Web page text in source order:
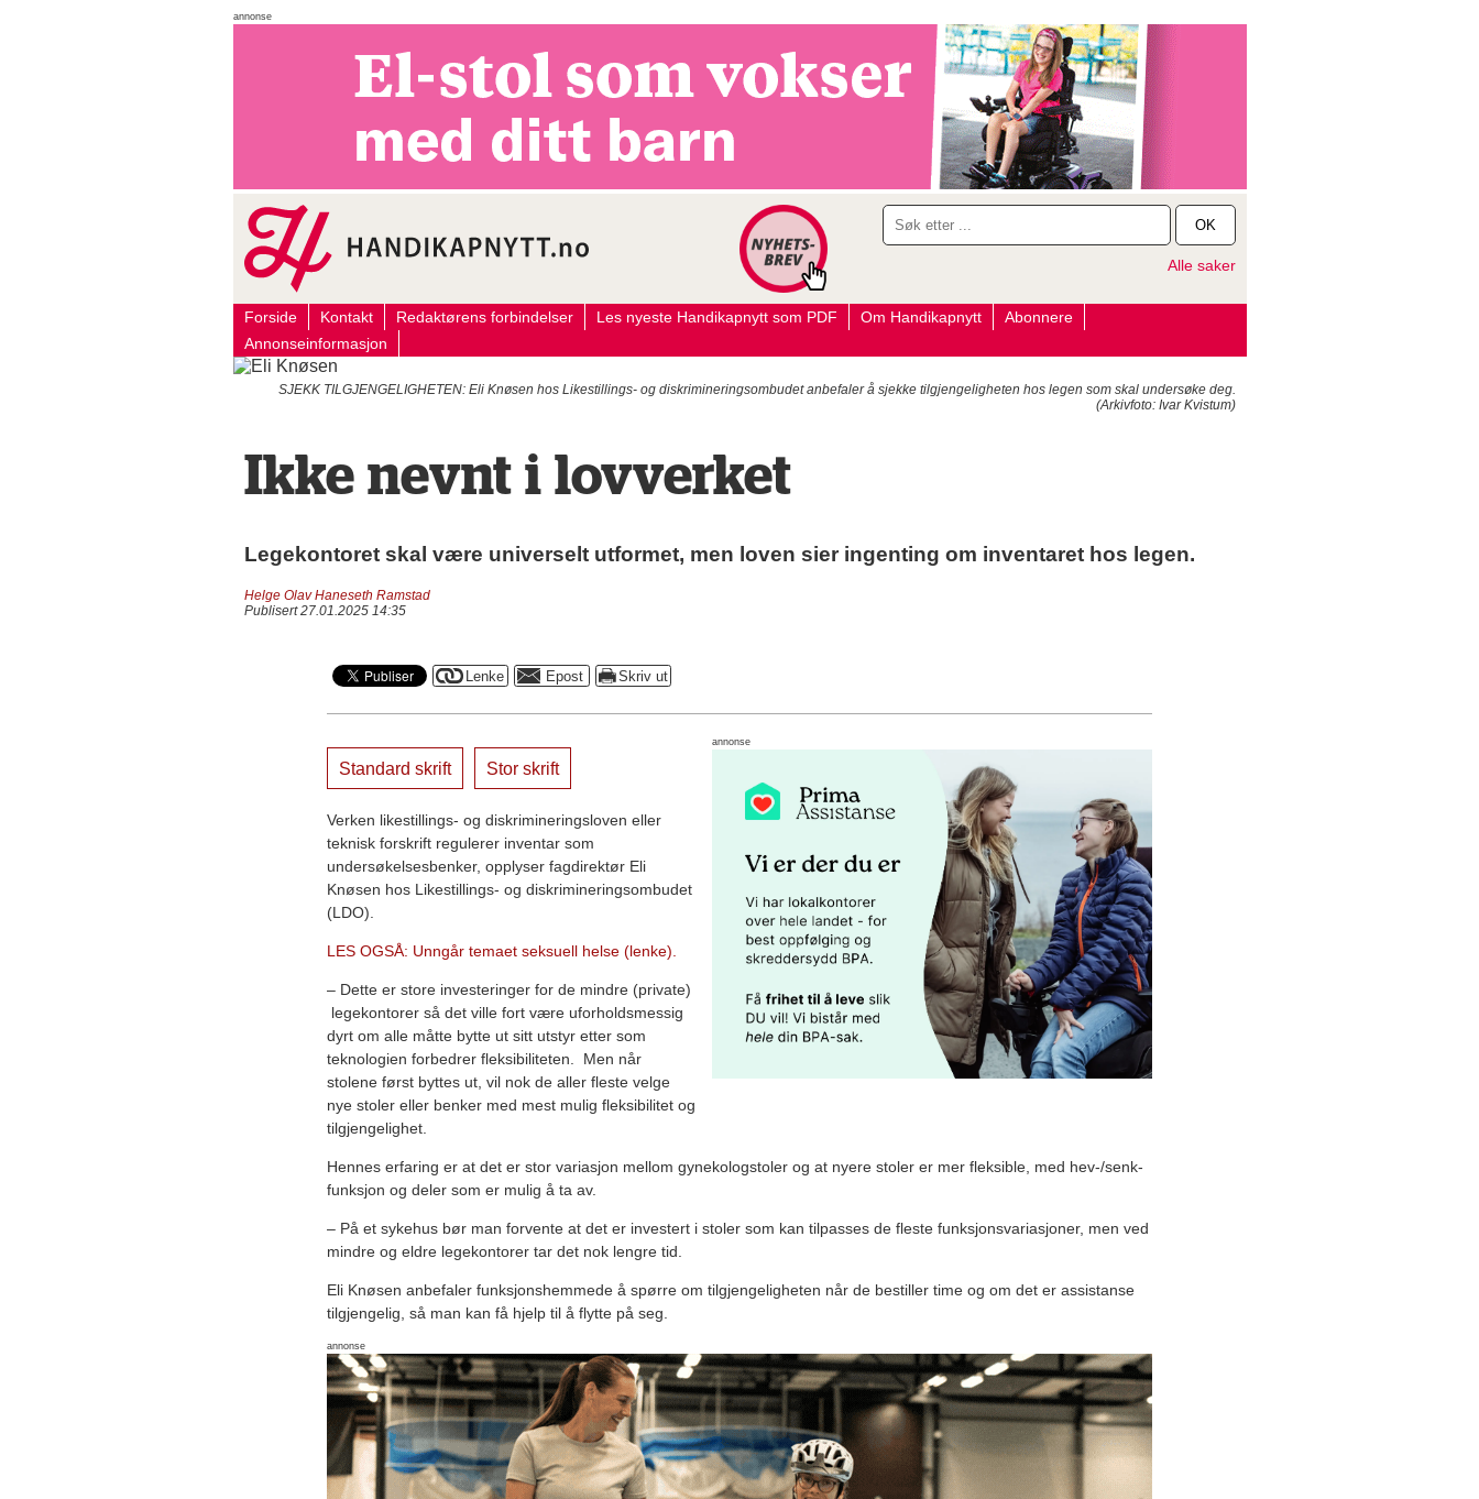
annonse
OK
Alle saker
Forside Kontakt Redaktørens forbindelser Les nyeste Handikapnytt som PDF Om Handikapnytt
Abonnere
Annonseinformasjon
SJEKK TILGJENGELIGHETEN: Eli Knøsen hos Likestillings- og diskrimineringsombudet anbefaler å sjekke tilgjengeligheten hos legen som skal undersøke deg.
(Arkivfoto: Ivar Kvistum)
Ikke nevnt i lovverket
Legekontoret skal være universelt utformet, men loven sier ingenting om inventaret hos legen.
Helge Olav Haneseth Ramstad
Publisert 27.01.2025 14:35
annonse
Standard skrift Stor skrift
Verken likestillings- og diskrimineringsloven eller
teknisk forskrift regulerer inventar som
undersøkelsesbenker, opplyser fagdirektør Eli
Knøsen hos Likestillings- og diskrimineringsombudet
(LDO).
LES OGSÅ: Unngår temaet seksuell helse (lenke).
– Dette er store investeringer for de mindre (private)
legekontorer så det ville fort være uforholdsmessig
dyrt om alle måtte bytte ut sitt utstyr etter som
teknologien forbedrer fleksibiliteten. Men når
stolene først byttes ut, vil nok de aller fleste velge
nye stoler eller benker med mest mulig fleksibilitet og
tilgjengelighet.
Hennes erfaring er at det er stor variasjon mellom gynekologstoler og at nyere stoler er mer fleksible, med hev-/senk-
funksjon og deler som er mulig å ta av.
– På et sykehus bør man forvente at det er investert i stoler som kan tilpasses de fleste funksjonsvariasjoner, men ved
mindre og eldre legekontorer tar det nok lengre tid.
Eli Knøsen anbefaler funksjonshemmede å spørre om tilgjengeligheten når de bestiller time og om det er assistanse
tilgjengelig, så man kan få hjelp til å flytte på seg.
annonse